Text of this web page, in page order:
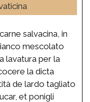
salvacina, in
mescolato
lavatura per la
la dicta
de lardo tagliato
et ponigli